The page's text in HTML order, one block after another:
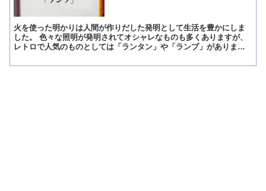
火を使った明かりは人間が作りだした発明として生活を豊かにしま
した。 色々な照明が発明されてオシャレなものも多くありますが、
レトロで人気のものとしては「ランタン」や「ランプ」がありま